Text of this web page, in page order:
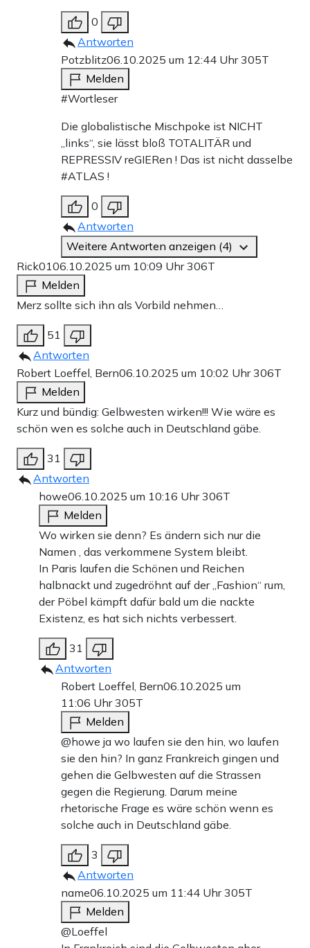
0
Antworten
Potzblitz06.10.2025 um 12:44 Uhr305T
Melden
#Wortleser
Die globalistische Mischpoke ist NICHT
„links“, sie lässt bloß TOTALITÄR und
REPRESSIV reGIERen ! Das ist nicht dasselbe
#ATLAS !
0
Antworten
Weitere Antworten anzeigen (4)
Rick0106.10.2025 um 10:09 Uhr306T
Melden
Merz sollte sich ihn als Vorbild nehmen…
51
Antworten
Robert Loeffel, Bern06.10.2025 um 10:02 Uhr306T
Melden
Kurz und bündig: Gelbwesten wirken!!! Wie wäre es
schön wen es solche auch in Deutschland gäbe.
31
Antworten
howe06.10.2025 um 10:16 Uhr306T
Melden
Wo wirken sie denn? Es ändern sich nur die
Namen , das verkommene System bleibt.
In Paris laufen die Schönen und Reichen
halbnackt und zugedröhnt auf der „Fashion“ rum,
der Pöbel kämpft dafür bald um die nackte
Existenz, es hat sich nichts verbessert.
31
Antworten
Robert Loeffel, Bern06.10.2025 um
11:06 Uhr305T
Melden
@howe ja wo laufen sie den hin, wo laufen
sie den hin? In ganz Frankreich gingen und
gehen die Gelbwesten auf die Strassen
gegen die Regierung. Darum meine
rhetorische Frage es wäre schön wenn es
solche auch in Deutschland gäbe.
3
Antworten
name06.10.2025 um 11:44 Uhr305T
Melden
@Loeffel